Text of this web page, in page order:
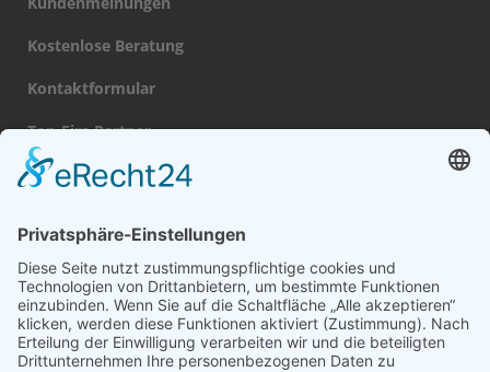
Kostenlose Beratung
Kontaktformular
Top-Fire Partner
Datenschutz
Navigation
Gas Kamin